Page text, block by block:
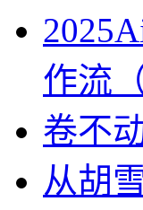
作流
卷不
从胡